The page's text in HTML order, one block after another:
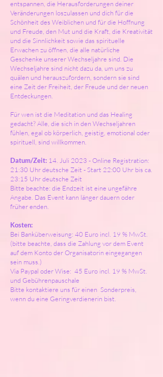
entspannen, die Herausforderungen deiner
Veränderungen loszulassen und dich für die
Schönheit des Weiblichen und für die Hoffnung
und Freude, den Mut und die Kraft, die Kreativität
und die Sinnlichkeit sowie das spirituelle
Erwachen zu öffnen, die alle natürliche
Geschenke unserer Wechseljahre sind. Die
Wechseljahre sind nicht dazu da, um uns zu
quälen und herauszufordern, sondern sie sind
eine Zeit der Freiheit, der Freude und der neuen
Entdeckungen.
Für wen ist die Meditation und das Healing
gedacht? Alle, die sich in den Wechseljahren
fühlen, egal ob körperlich, geistig, emotional oder
spirituell, sind willkommen.
Datum/Zeit: 14. Juli 2023 - Online Registration:
21:30 Uhr deutsche Zeit - Start 22:00 Uhr bis ca.
23:15 Uhr deutsche Zeit
Bitte beachte: die Endzeit ist eine ungefähre
Angabe. Das Event kann länger dauern oder
früher enden.
Kosten:
Bei Banküberweisung: 40 Euro incl. 19 % MwSt.
(bitte beachte, dass die Zahlung vor dem Event
auf dem Konto der Organisatorin eingegangen
sein muss.)
Via Paypal oder Wise: 45 Euro incl. 19 % MwSt.
und Gebührenpauschale
Bitte kontaktiere uns für einen Sonderpreis,
wenn du eine Geringverdienerin bist.